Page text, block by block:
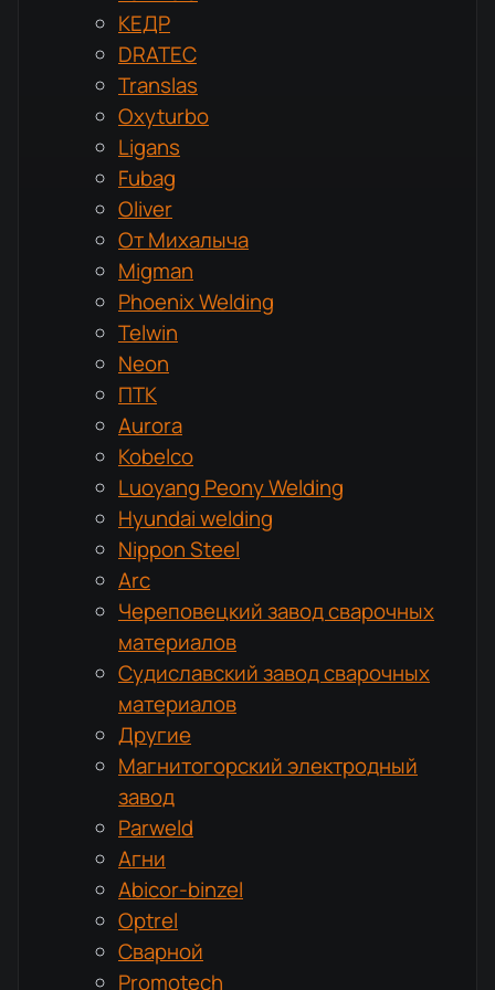
КЕДР
DRATEC
Translas
Oxyturbo
Ligans
Fubag
Oliver
От Михалыча
Migman
Phoenix Welding
Telwin
Neon
ПТК
Aurora
Kobelco
Luoyang Peony Welding
Hyundai welding
Nippon Steel
Arc
Череповецкий завод сварочных
материалов
Судиславский завод сварочных
материалов
Другие
Магнитогорский электродный
завод
Parweld
Агни
Abicor-binzel
Optrel
Сварной
Promotech